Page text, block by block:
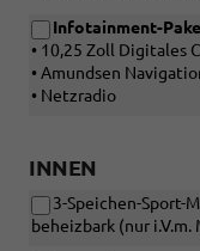
Infotainment-
• 10,25 Zoll Digitales
• Amundsen
• Netzradio
INNEN
3-Speichen-Sport-
beheizbark (nur